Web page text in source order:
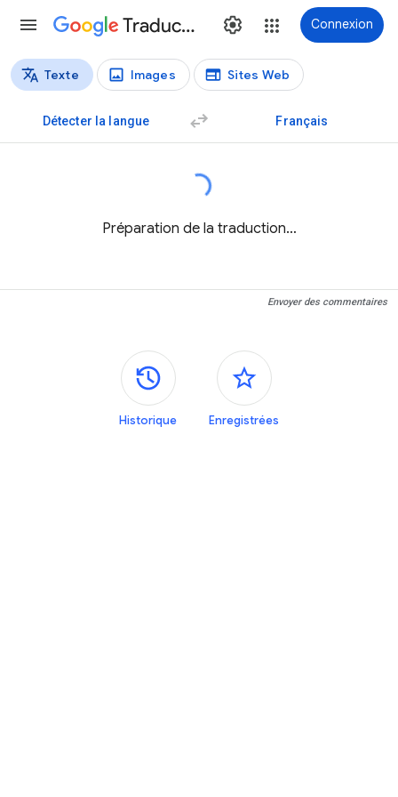
Traduction Connexion
Types de traductions
Texte Images Sites Web
Détecter la langue Français
Préparation de la traduction…
Envoyer des commentaires
Panneaux latéraux
Historique Enregistrées